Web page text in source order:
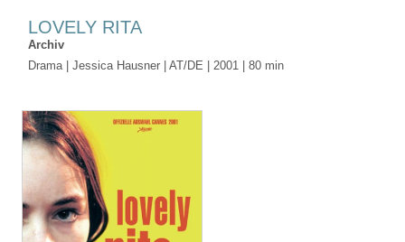
LOVELY RITA
Archiv
Drama | Jessica Hausner | AT/DE | 2001 | 80 min